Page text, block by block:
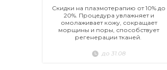
Скидки на плазмотерапию от 10% до
20%. Процедура увлажняет и
омолаживает кожу, сокращает
морщины и поры, способствует
регенерации тканей.
до 31.08